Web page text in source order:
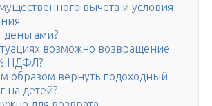
вычета и условия
деньгами?
возможно возвращение
НДФЛ?
образом вернуть подоходный
на детей?